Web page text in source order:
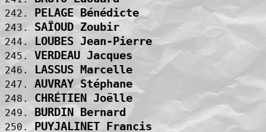
242. PELAGE Bénédicte
243. SAÏOUD Zoubir
244. LOUBES Jean-Pierre
245. VERDEAU Jacques
246. LASSUS Marcelle
247. AUVRAY Stéphane
248. CHRÉTIEN Joëlle
249. BURDIN Bernard
250. PUYJALINET Francis